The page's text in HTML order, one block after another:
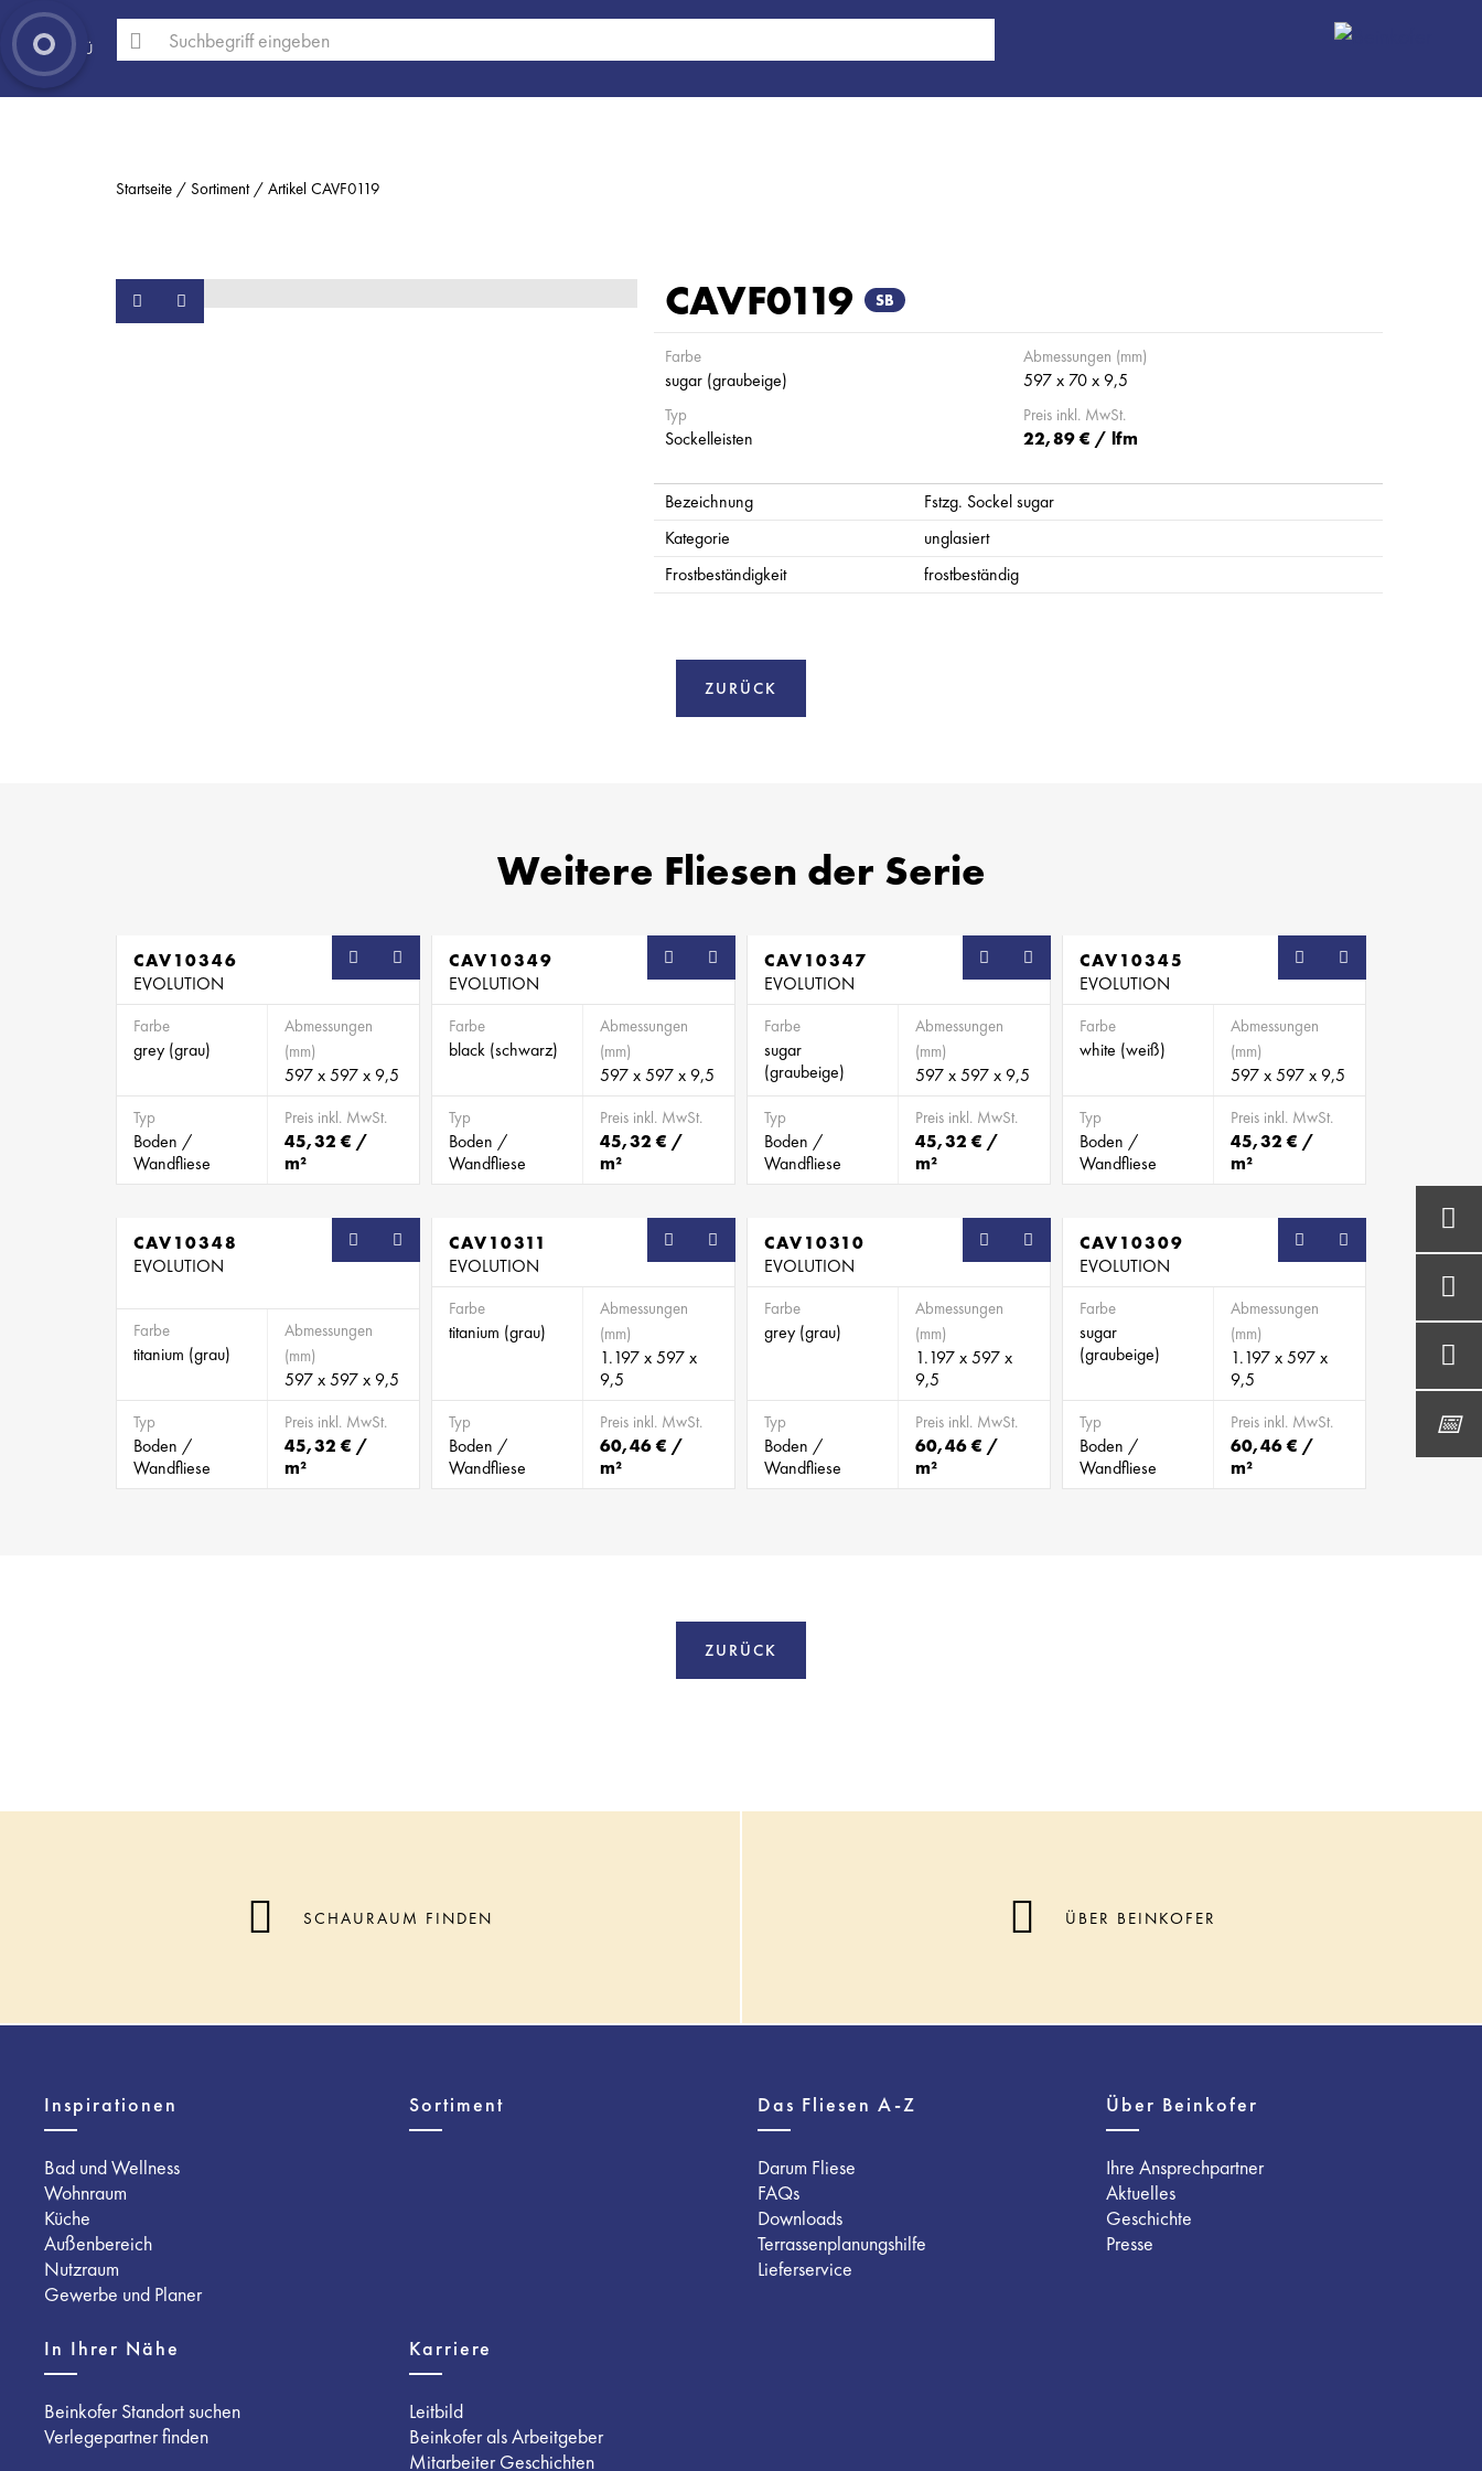
MENÜ
Startseite Sortiment Artikel CAVF0119
CAVF0119 SB
Farbe
sugar (graubeige)
Abmessungen (mm)
597 x 70 x 9,5
Typ
Sockelleisten
Preis inkl. MwSt.
22,89 € / lfm
Bezeichnung
Fstzg. Sockel sugar
Kategorie
unglasiert
Frostbeständigkeit
frostbeständig
ZURÜCK
Weitere Fliesen der Serie
CAV10346
EVOLUTION
Farbe
grey (grau)
Abmessungen
(mm)
597 x 597 x 9,5
Typ
Boden /
Wandfliese
Preis inkl. MwSt.
45,32 € /
m²
CAV10349
EVOLUTION
Farbe
black (schwarz)
Abmessungen
(mm)
597 x 597 x 9,5
Typ
Boden /
Wandfliese
Preis inkl. MwSt.
45,32 € /
m²
CAV10347
EVOLUTION
Farbe
sugar
(graubeige)
Abmessungen
(mm)
597 x 597 x 9,5
Typ
Boden /
Wandfliese
Preis inkl. MwSt.
45,32 € /
m²
CAV10345
EVOLUTION
Farbe
white (weiß)
Abmessungen
(mm)
597 x 597 x 9,5
Typ
Boden /
Wandfliese
Preis inkl. MwSt.
45,32 € /
m²
CAV10348
EVOLUTION
Farbe
titanium (grau)
Abmessungen
(mm)
597 x 597 x 9,5
Typ
Boden /
Wandfliese
Preis inkl. MwSt.
45,32 € /
m²
CAV10311
EVOLUTION
Farbe
titanium (grau)
Abmessungen
(mm)
1.197 x 597 x
9,5
Typ
Boden /
Wandfliese
Preis inkl. MwSt.
60,46 € /
m²
CAV10310
EVOLUTION
Farbe
grey (grau)
Abmessungen
(mm)
1.197 x 597 x
9,5
Typ
Boden /
Wandfliese
Preis inkl. MwSt.
60,46 € /
m²
CAV10309
EVOLUTION
Farbe
sugar
(graubeige)
Abmessungen
(mm)
1.197 x 597 x
9,5
Typ
Boden /
Wandfliese
Preis inkl. MwSt.
60,46 € /
m²
ZURÜCK
SCHAURAUM FINDEN ÜBER BEINKOFER
Inspirationen
Bad und Wellness
Wohnraum
Küche
Außenbereich
Nutzraum
Gewerbe und Planer
Sortiment Das Fliesen A-Z
Darum Fliese
FAQs
Downloads
Terrassenplanungshilfe
Lieferservice
Über Beinkofer
Ihre Ansprechpartner
Aktuelles
Geschichte
Presse
In Ihrer Nähe
Beinkofer Standort suchen
Verlegepartner finden
Karriere
Leitbild
Beinkofer als Arbeitgeber
Mitarbeiter Geschichten